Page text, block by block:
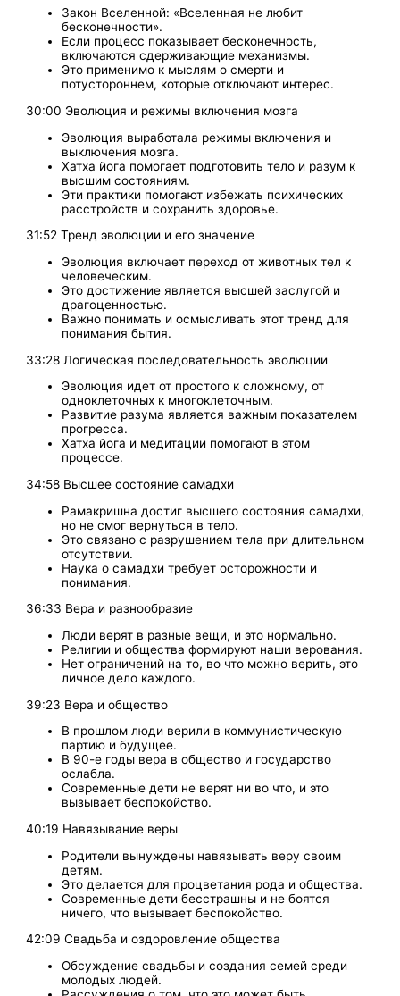
Закон Вселенной: «Вселенная не любит
бесконечности».
Если процесс показывает бесконечность,
включаются сдерживающие механизмы.
Это применимо к мыслям о смерти и
потустороннем, которые отключают интерес.
30:00 Эволюция и режимы включения мозга
Эволюция выработала режимы включения и
выключения мозга.
Хатха йога помогает подготовить тело и разум к
высшим состояниям.
Эти практики помогают избежать психических
расстройств и сохранить здоровье.
31:52 Тренд эволюции и его значение
Эволюция включает переход от животных тел к
человеческим.
Это достижение является высшей заслугой и
драгоценностью.
Важно понимать и осмысливать этот тренд для
понимания бытия.
33:28 Логическая последовательность эволюции
Эволюция идет от простого к сложному, от
одноклеточных к многоклеточным.
Развитие разума является важным показателем
прогресса.
Хатха йога и медитации помогают в этом
процессе.
34:58 Высшее состояние самадхи
Рамакришна достиг высшего состояния самадхи,
но не смог вернуться в тело.
Это связано с разрушением тела при длительном
отсутствии.
Наука о самадхи требует осторожности и
понимания.
36:33 Вера и разнообразие
Люди верят в разные вещи, и это нормально.
Религии и общества формируют наши верования.
Нет ограничений на то, во что можно верить, это
личное дело каждого.
39:23 Вера и общество
В прошлом люди верили в коммунистическую
партию и будущее.
В 90-е годы вера в общество и государство
ослабла.
Современные дети не верят ни во что, и это
вызывает беспокойство.
40:19 Навязывание веры
Родители вынуждены навязывать веру своим
детям.
Это делается для процветания рода и общества.
Современные дети бесстрашны и не боятся
ничего, что вызывает беспокойство.
42:09 Свадьба и оздоровление общества
Обсуждение свадьбы и создания семей среди
молодых людей.